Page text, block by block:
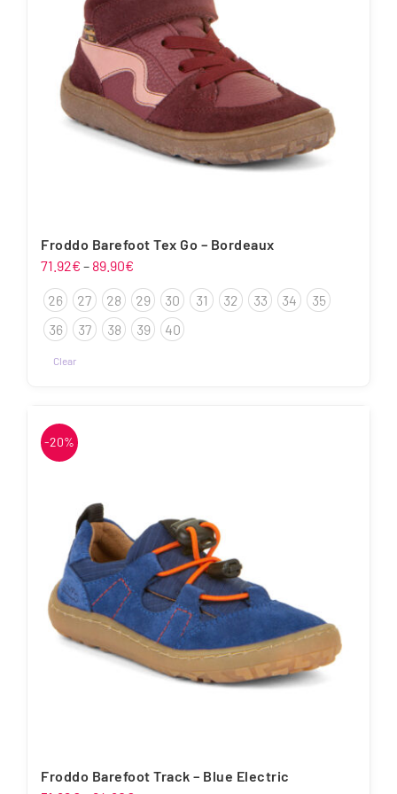
Froddo Barefoot Tex Go – Bordeaux
71.92€ – 89.90€
71.92€
kuni
89.90€
26 27 28 29 30 31 32 33 34
35
36
37 38 39 40
Clear
on
mitu
tootelehel.
-20%
Froddo Barefoot Track – Blue Electric